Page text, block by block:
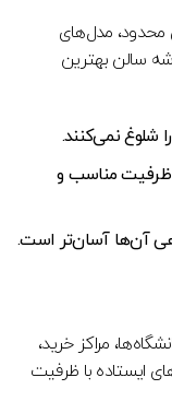
محدود، مدل‌های
سالن بهترین
شلوغ نمی‌کنند.
ظرفیت مناسب و
آن‌ها آسان‌تر است.
مراکز خرید،
ایستاده با ظرفیت